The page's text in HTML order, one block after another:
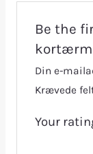
Be the
Din e-
Krævede
Your